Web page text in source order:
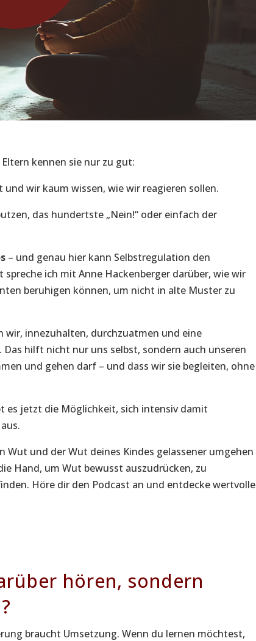
kennen sie nur zu gut:
wir kaum wissen, wie wir reagieren sollen.
das hundertste „Nein!“ oder einfach der
– und genau hier kann Selbstregulation den
ich mit Anne Hackenberger darüber, wie wir
beruhigen können, um nicht in alte Muster zu
wir, innezuhalten, durchzuatmen und eine
hilft nicht nur uns selbst, sondern auch unseren
und gehen darf – und dass wir sie begleiten, ohne
es jetzt die Möglichkeit, sich intensiv damit
und der Wut deines Kindes gelassener umgehen
Hand, um Wut bewusst auszudrücken, zu
Höre dir den Podcast an und entdecke wertvolle
hören, sondern
braucht Umsetzung. Wenn du lernen möchtest,